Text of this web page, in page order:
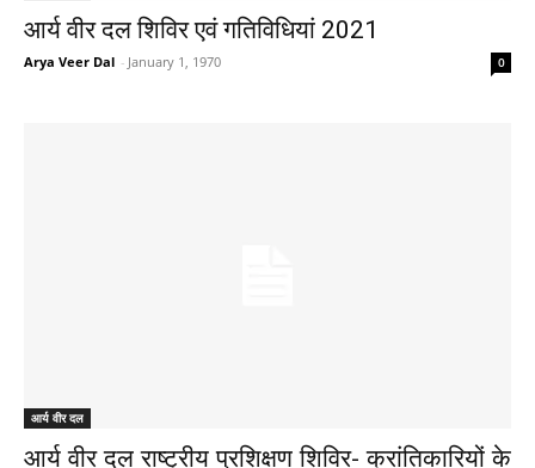
आर्य वीर दल शिविर एवं गतिविधियां 2021
Arya Veer Dal - January 1, 1970 0
आर्य वीर दल
आर्य वीर दल राष्ट्रीय प्रशिक्षण शिविर- क्रांतिकारियों के